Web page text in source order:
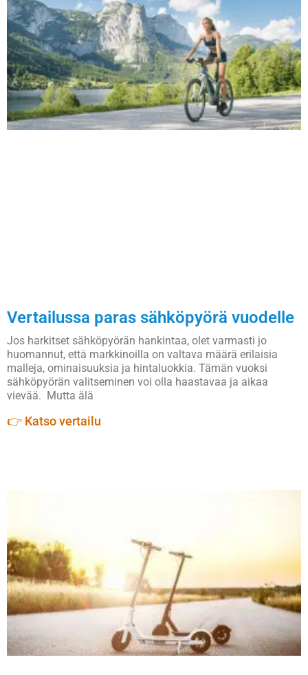
Vertailussa paras sähköpyörä vuodelle
Jos harkitset sähköpyörän hankintaa, olet varmasti jo
huomannut, että markkinoilla on valtava määrä erilaisia
malleja, ominaisuuksia ja hintaluokkia. Tämän vuoksi
sähköpyörän valitseminen voi olla haastavaa ja aikaa
vievää. Mutta älä
👉 Katso vertailu